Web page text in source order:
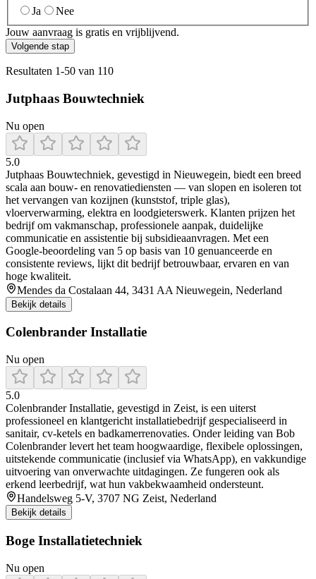
Ja
Nee
Jouw aanvraag is gratis en vrijblijvend.
Volgende stap
Resultaten 1-50 van 110
Jutphaas Bouwtechniek
Nu open
5.0
Jutphaas Bouwtechniek, gevestigd in Nieuwegein, biedt een breed
scala aan bouw- en renovatiediensten — van slopen en isoleren tot
het vervangen van kozijnen (kunststof, triple glas),
vloerverwarming, elektra en loodgieterswerk. Klanten prijzen het
bedrijf om vakmanschap, professionele aanpak, duidelijke
communicatie en assistentie bij subsidieaanvragen. Met een
Google‑beoordeling van 5 op basis van 10 genuanceerde en
consistente reviews, lijkt dit bedrijf betrouwbaar, ervaren en van
hoge kwaliteit.
Mendes da Costalaan 44, 3431 AA Nieuwegein, Nederland
Bekijk details
Colenbrander Installatie
Nu open
5.0
Colenbrander Installatie, gevestigd in Zeist, is een uiterst
professioneel en klantgericht installatiebedrijf gespecialiseerd in
sanitair, cv-ketels en badkamerrenovaties. Onder leiding van Bob
Colenbrander levert het team hoogwaardige, flexibele oplossingen,
uitstekende communicatie (inclusief via WhatsApp), en vakkundige
uitvoering van onverwachte uitdagingen. Ze fungeren ook als
erkend leerbedrijf, wat hun vakbekwaamheid ondersteunt.
Handelsweg 5-V, 3707 NG Zeist, Nederland
Bekijk details
Boge Installatietechniek
Nu open